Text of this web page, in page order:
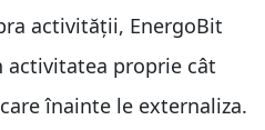
activității, EnergoBit
activitatea proprie cât
înainte le externaliza.